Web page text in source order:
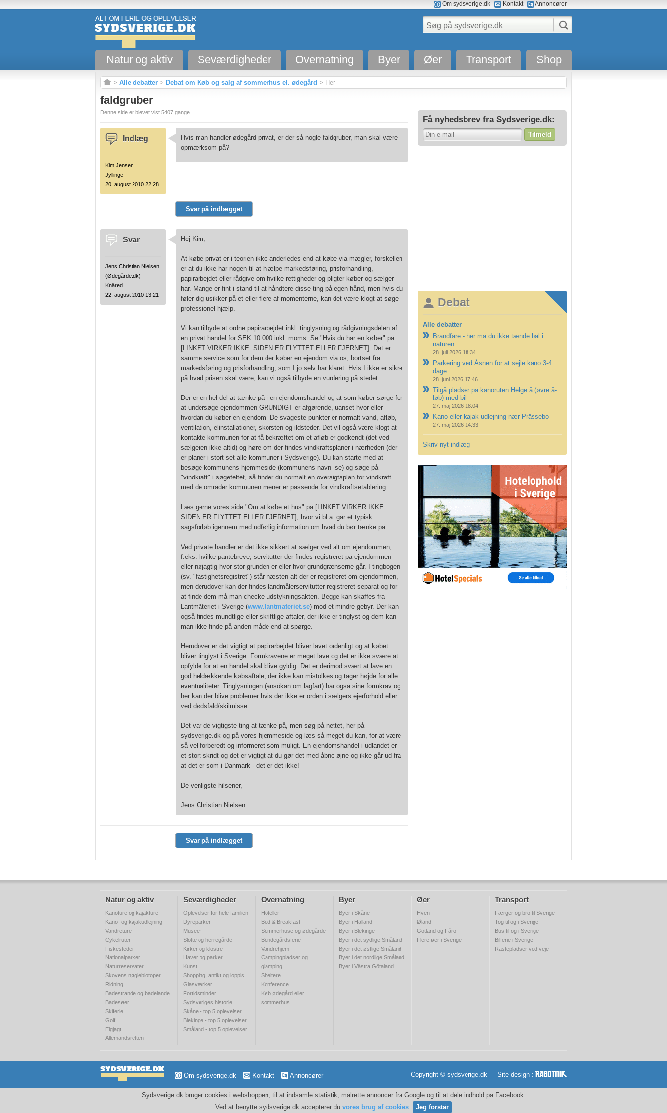
Om sydsverige.dk Kontakt Annoncører
Natur og aktiv Seværdigheder Overnatning Byer Øer Transport Shop
> Alle debatter > Debat om Køb og salg af sommerhus el. ødegård > Her
Få nyhedsbrev fra Sydsverige.dk:
Tilmeld
Debat
Alle debatter
Brandfare - her må du ikke tænde bål i
naturen
28. juli 2026 18:34
Parkering ved Åsnen for at sejle kano 3-4
dage
28. juni 2026 17:46
Tilgå pladser på kanoruten Helge å (øvre å-
løb) med bil
27. maj 2026 18:04
Kano eller kajak udlejning nær Prässebo
27. maj 2026 14:33
Skriv nyt indlæg
faldgruber
Denne side er blevet vist 5407 gange
Indlæg
Kim Jensen
Jyllinge
20. august 2010 22:28
Hvis man handler ødegård privat, er der så nogle faldgruber, man skal være
opmærksom på?
Svar på indlægget
Svar
Jens Christian Nielsen
(Ødegårde.dk)
Knäred
22. august 2010 13:21
Hej Kim,
At købe privat er i teorien ikke anderledes end at købe via mægler, forskellen
er at du ikke har nogen til at hjælpe markedsføring, prisforhandling,
papirarbejdet eller rådgive om hvilke rettigheder og pligter køber og sælger
har. Mange er fint i stand til at håndtere disse ting på egen hånd, men hvis du
føler dig usikker på et eller flere af momenterne, kan det være klogt at søge
professionel hjælp.
Vi kan tilbyde at ordne papirarbejdet inkl. tinglysning og rådgivningsdelen af
en privat handel for SEK 10.000 inkl. moms. Se "Hvis du har en køber" på
[LINKET VIRKER IKKE: SIDEN ER FLYTTET ELLER FJERNET]. Det er
samme service som for dem der køber en ejendom via os, bortset fra
markedsføring og prisforhandling, som I jo selv har klaret. Hvis I ikke er sikre
på hvad prisen skal være, kan vi også tilbyde en vurdering på stedet.
Der er en hel del at tænke på i en ejendomshandel og at som køber sørge for
at undersøge ejendommen GRUNDIGT er afgørende, uanset hvor eller
hvordan du køber en ejendom. De svageste punkter er normalt vand, afløb,
ventilation, elinstallationer, skorsten og ildsteder. Det vil også være klogt at
kontakte kommunen for at få bekræftet om et afløb er godkendt (det ved
sælgeren ikke altid) og høre om der findes vindkraftsplaner i nærheden (der
er planer i stort set alle kommuner i Sydsverige). Du kan starte med at
besøge kommunens hjemmeside (kommunens navn .se) og søge på
"vindkraft" i søgefeltet, så finder du normalt en oversigtsplan for vindkraft
med de områder kommunen mener er passende for vindkraftsetablering.
Læs gerne vores side "Om at købe et hus" på [LINKET VIRKER IKKE:
SIDEN ER FLYTTET ELLER FJERNET], hvor vi bl.a. går et typisk
sagsforløb igennem med udførlig information om hvad du bør tænke på.
Ved private handler er det ikke sikkert at sælger ved alt om ejendommen,
f.eks. hvilke pantebreve, servitutter der findes registreret på ejendommen
eller nøjagtig hvor stor grunden er eller hvor grundgrænserne går. I tingbogen
(sv. "fastighetsregistret") står næsten alt der er registreret om ejendommen,
men derudover kan der findes landmålerservitutter registreret separat og for
at finde dem må man checke udstykningsakten. Begge kan skaffes fra
Lantmäteriet i Sverige (www.lantmateriet.se) mod et mindre gebyr. Der kan
også findes mundtlige eller skriftlige aftaler, der ikke er tinglyst og dem kan
man ikke finde på anden måde end at spørge.
Herudover er det vigtigt at papirarbejdet bliver lavet ordenligt og at købet
bliver tinglyst i Sverige. Formkravene er meget lave og det er ikke svære at
opfylde for at en handel skal blive gyldig. Det er derimod svært at lave en
god heldækkende købsaftale, der ikke kan mistolkes og tager højde for alle
eventualiteter. Tinglysningen (ansökan om lagfart) har også sine formkrav og
her kan der blive problemer hvis der ikke er orden i sælgers ejerforhold eller
ved dødsfald/skilmisse.
Det var de vigtigste ting at tænke på, men søg på nettet, her på
sydsverige.dk og på vores hjemmeside og læs så meget du kan, for at være
så vel forberedt og informeret som muligt. En ejendomshandel i udlandet er
et stort skridt og det er vigtigt at du gør det med åbne øjne og ikke går ud fra
at det er som i Danmark - det er det ikke!
De venligste hilsener,
Jens Christian Nielsen
Svar på indlægget
Natur og aktiv
Kanoture og kajakture
Kano- og kajakudlejning
Vandreture
Cykelruter
Fiskesteder
Nationalparker
Naturreservater
Skovens nøglebiotoper
Ridning
Badestrande og badelande
Badesøer
Skiferie
Golf
Elgjagt
Allemandsretten
Seværdigheder
Oplevelser for hele familien
Dyreparker
Museer
Slotte og herregårde
Kirker og klostre
Haver og parker
Kunst
Shopping, antikt og loppis
Glasværker
Fortidsminder
Sydsveriges historie
Skåne - top 5 oplevelser
Blekinge - top 5 oplevelser
Småland - top 5 oplevelser
Overnatning
Hoteller
Bed & Breakfast
Sommerhuse og ødegårde
Bondegårdsferie
Vandrehjem
Campingpladser og
glamping
Sheltere
Konference
Køb ødegård eller
sommerhus
Byer
Byer i Skåne
Byer i Halland
Byer i Blekinge
Byer i det sydlige Småland
Byer i det østlige Småland
Byer i det nordlige Småland
Byer i Västra Götaland
Øer
Hven
Øland
Gotland og Fårö
Flere øer i Sverige
Transport
Færger og bro til Sverige
Tog til og i Sverige
Bus til og i Sverige
Bilferie i Sverige
Rastepladser ved veje
Copyright © sydsverige.dk Site design :
Om sydsverige.dk Kontakt Annoncører
Sydsverige.dk bruger cookies i webshoppen, til at indsamle statistik, målrette annoncer fra Google og til at dele indhold på Facebook.
Ved at benytte sydsverige.dk accepterer du vores brug af cookies Jeg forstår